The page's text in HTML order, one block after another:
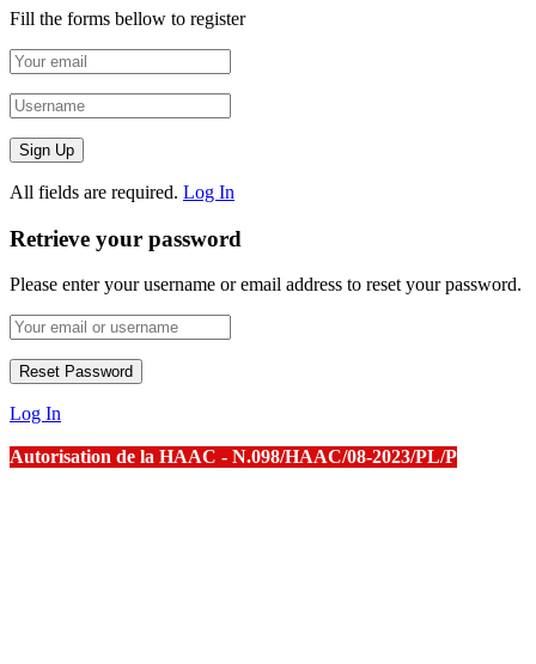
Fill the forms bellow to register
All fields are required. Log In
Retrieve your password
Please enter your username or email address to reset your password.
Log In
Autorisation de la HAAC - N.098/HAAC/08-2023/PL/P